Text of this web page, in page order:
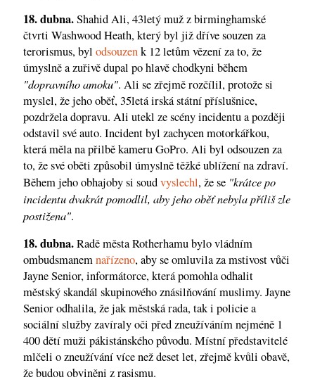
18. dubna.Shahid Ali, 43letý muž z birminghamské
čtvrti Washwood Heath, který byl již dříve souzen za
terorismus, byl odsouzenk 12 letům vězení za to, že
úmyslně a zuřivě dupal po hlavě chodkyni během
"dopravního amoku". Ali se zřejmě rozčílil, protože si
myslel, že jeho oběť, 35letá irská státní příslušnice,
pozdržela dopravu. Ali utekl ze scény incidentu a později
odstavil své auto. Incident byl zachycen motorkářkou,
která měla na přilbě kameru GoPro. Ali byl odsouzen za
to, že své oběti způsobil úmyslně těžké ublížení na zdraví.
Během jeho obhajoby si soudvyslechl, že se "krátce po
incidentu dvakrát pomodlil, aby jeho oběť nebyla příliš zle
postižena".
18. dubna.Radě města Rotherhamu bylo vládním
ombudsmanemnařízeno, aby se omluvila za mstivost vůči
Jayne Senior, informátorce, která pomohla odhalit
městský skandál skupinového znásilňování muslimy. Jayne
Senior odhalila, že jak městská rada, tak i policie a
sociální služby zavíraly oči před zneužíváním nejméně 1
400 dětí muži pákistánského původu. Místní představitelé
mlčeli o zneužívání více než deset let, zřejmě kvůli obavě,
že budou obviněni z rasismu.